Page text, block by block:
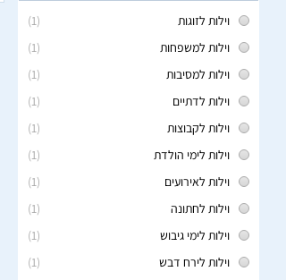
(1)
וילות לזוגות
(1)
וילות למשפחות
(1)
וילות למסיבות
(1)
וילות לדתיים
(1)
וילות לקבוצות
(1)
וילות לימי הולדת
(1)
וילות לאירועים
(1)
וילות לחתונה
(1)
וילות לימי גיבוש
(1)
וילות לירח דבש